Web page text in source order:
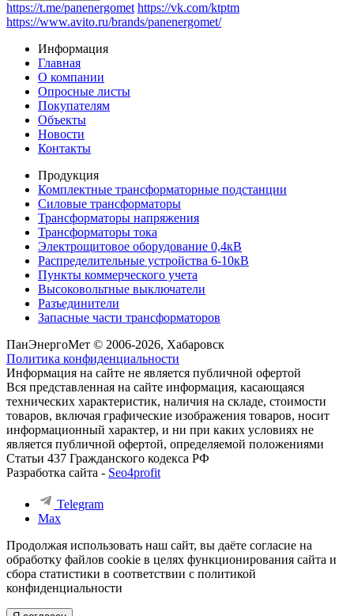
https://t.me/panenergomet https://vk.com/ktptm
https://www.avito.ru/brands/panenergomet/
Информация
Главная
О компании
Опросные листы
Покупателям
Объекты
Новости
Контакты
Продукция
Комплектные трансформаторные подстанции
Силовые трансформаторы
Трансформаторы напряжения
Трансформаторы тока
Электрощитовое оборудование 0,4кВ
Распределительные устройства 6-10кВ
Пункты коммерческого учета
Высоковольтные выключатели
Разъединители
Запасные части трансформаторов
ПанЭнергоМет © 2006-2026, Хабаровск
Политика конфиденциальности
Информация на сайте не является публичной офертой
Вся представленная на сайте информация, касающаяся
технических характеристик, наличия на складе, стоимости
товаров, включая графические изображения товаров, носит
информационный характер, и ни при каких условиях не
является публичной офертой, определяемой положениями
Статьи 437 Гражданского кодекса РФ
Разработка сайта - Seo4profit
Telegram
Max
Продолжая использовать наш сайт, вы даёте согласие на
обработку файлов cookie в целях функционирования сайта и
сбора статистики в соответствии с политикой
конфиденциальности